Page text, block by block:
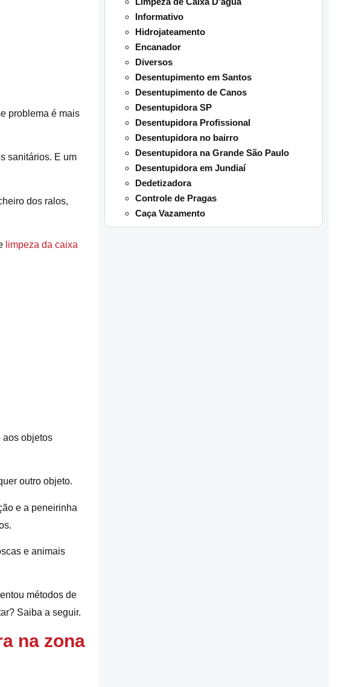
problema é mais
sanitários. E um
dos ralos,
limpeza da caixa
aos objetos
outro objeto.
e a peneirinha
e animais
métodos de
Saiba a seguir.
na zona
Informativo
Hidrojateamento
Encanador
Diversos
Desentupimento em Santos
Desentupimento de Canos
Desentupidora SP
Desentupidora Profissional
Desentupidora no bairro
Desentupidora na Grande São Paulo
Desentupidora em Jundiaí
Dedetizadora
Controle de Pragas
Caça Vazamento